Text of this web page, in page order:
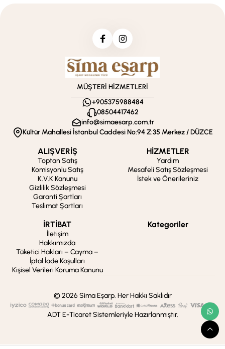
MÜŞTERİ HİZMETLERİ
+905375988484
08504417462
info@simaesarp.com.tr
Kültür Mahallesi İstanbul Caddesi No:94 Z:35 Merkez / DÜZCE
ALIŞVERİŞ
Toptan Satış
Komisyonlu Satış
K.V.K Kanunu
Gizlilik Sözleşmesi
Garanti Şartları
Teslimat Şartları
HİZMETLER
Yardım
Mesafeli Satış Sözleşmesi
İstek ve Önerileriniz
İRTİBAT
İletişim
Hakkımızda
Tüketici Hakları – Cayma –
İptal İade Koşulları
Kişisel Verileri Koruma Kanunu
Kategoriler
© 2026 Sima Eşarp. Her Hakkı Saklıdır
ADT E-Ticaret Sistemleriyle Hazırlanmıştır.